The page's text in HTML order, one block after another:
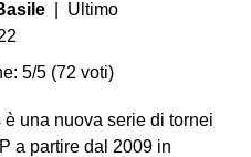
| Ultimo
5/5 (72 voti)
è una nuova serie di tornei
a partire dal 2009 in